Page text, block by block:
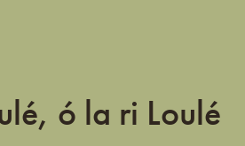
ó la ri Loulé